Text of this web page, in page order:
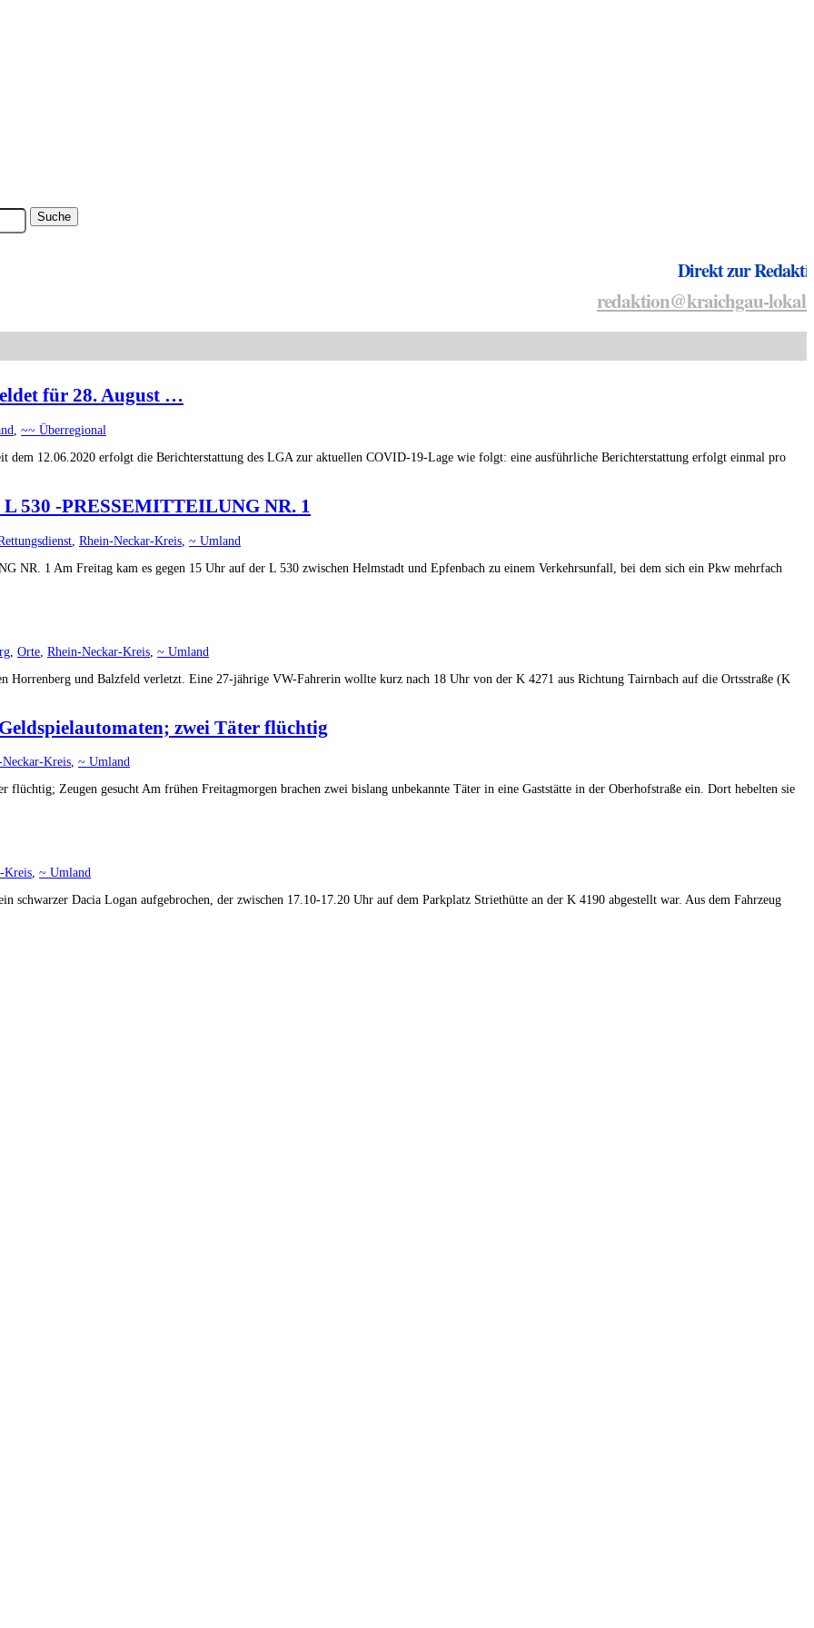
Direkt zur
redaktion@kraichgau-
für 28. August …
~~ Überregional
12.06.2020 erfolgt die Berichterstattung des LGA zur aktuellen COVID-19-Lage wie folgt: eine ausführliche Berichterstattung erfolgt einmal pro
530 -PRESSEMITTEILUNG NR. 1
Rhein-Neckar-Kreis ~ Umland
NR. 1 Am Freitag kam es gegen 15 Uhr auf der L 530 zwischen Helmstadt und Epfenbach zu einem Verkehrsunfall, bei dem sich ein Pkw mehrfach
Orte Rhein-Neckar-Kreis ~ Umland
Horrenberg und Balzfeld verletzt. Eine 27-jährige VW-Fahrerin wollte kurz nach 18 Uhr von der K 4271 aus Richtung Tairnbach auf die Ortsstraße (K
zwei Täter flüchtig
Neckar-Kreis, ~ Umland
Zeugen gesucht Am frühen Freitagmorgen brachen zwei bislang unbekannte Täter in eine Gaststätte in der Oberhofstraße ein. Dort hebelten sie
Kreis, ~ Umland
schwarzer Dacia Logan aufgebrochen, der zwischen 17.10-17.20 Uhr auf dem Parkplatz Striethütte an der K 4190 abgestellt war. Aus dem Fahrzeug